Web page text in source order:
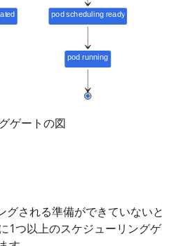
ゲートの図
グされる準備ができていないと
1つ以上のスケジューリングゲ